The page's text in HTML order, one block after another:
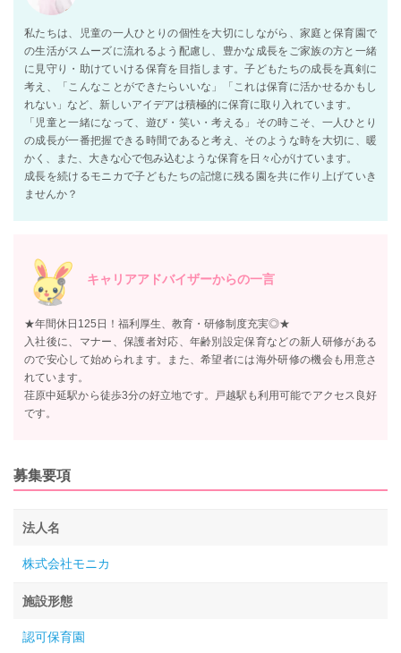
私たちは、児童の一人ひとりの個性を大切にしながら、家庭と保育園で
の生活がスムーズに流れるよう配慮し、豊かな成長をご家族の方と一緒
に見守り・助けていける保育を目指します。子どもたちの成長を真剣に
考え、「こんなことができたらいいな」「これは保育に活かせるかもし
れない」など、新しいアイデアは積極的に保育に取り入れています。
「児童と一緒になって、遊び・笑い・考える」その時こそ、一人ひとり
の成長が一番把握できる時間であると考え、そのような時を大切に、暖
かく、また、大きな心で包み込むような保育を日々心がけています。
成長を続けるモニカで子どもたちの記憶に残る園を共に作り上げていき
ませんか？
キャリアアドバイザーからの一言
★年間休日125日！福利厚生、教育・研修制度充実◎★
入社後に、マナー、保護者対応、年齢別設定保育などの新人研修がある
ので安心して始められます。また、希望者には海外研修の機会も用意さ
れています。
荏原中延駅から徒歩3分の好立地です。戸越駅も利用可能でアクセス良好
です。
募集要項
法人名
株式会社モニカ
施設形態
認可保育園